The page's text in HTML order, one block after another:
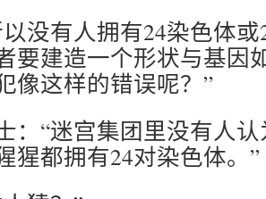
没有人拥有24染色体
要建造一个形状与基因
像这样的错误呢？”
：“迷宫集团里没有人
猩都拥有24对染色体。”